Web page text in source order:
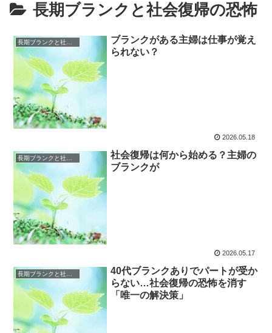
長期ブランクと社会復帰の恐怖
長期ブランクと社会復帰の恐怖
ブランクがある主婦は仕事が覚え
られない？
2026.05.18
社会復帰は何から始める？主婦の
ブランクが
2026.05.17
40代ブランクありでパートが受か
らない…社会復帰の恐怖を消す
「唯一の解決策」